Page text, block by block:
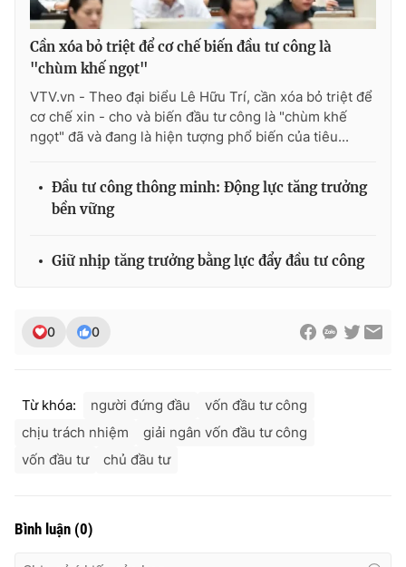
Ðiện thoại Thời báo VTV:024.66 897 897
Email:
toasoan@vtv.vn
Liên hệ quảng cáo:
024-7300.7108
thuận bằng văn bản. Ghi rõ nguồn VTV.vn khi phát hành lại
thông tin từ website này.
Cần xóa bỏ triệt để cơ chế biến đầu tư công là
"chùm khế ngọt"
VTV.vn - Theo đại biểu Lê Hữu Trí, cần xóa bỏ triệt để
cơ chế xin - cho và biến đầu tư công là "chùm khế
ngọt" đã và đang là hiện tượng phổ biến của tiêu...
Đầu tư công thông minh: Động lực tăng trưởng
bền vững
Giữ nhịp tăng trưởng bằng lực đẩy đầu tư công
0 0
Từ khóa: người đứng đầu
vốn đầu tư công
chịu trách nhiệm
giải ngân vốn đầu tư công
vốn đầu tư
chủ đầu tư
Bình luận (0)